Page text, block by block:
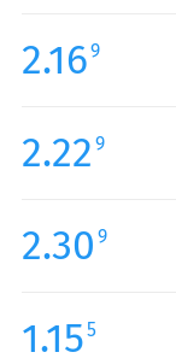
Samstag:
Sonntag:
2.169
2.22 9
2.30 9
1.155